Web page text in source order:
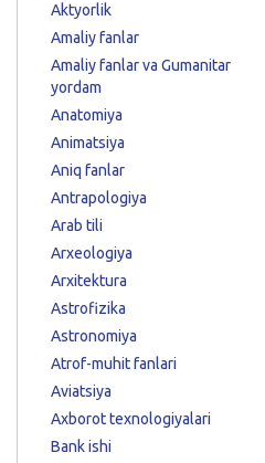
Aktyorlik
Amaliy fanlar
Amaliy fanlar va Gumanitar
yordam
Anatomiya
Animatsiya
Aniq fanlar
Antrapologiya
Arab tili
Arxeologiya
Arxitektura
Astrofizika
Astronomiya
Atrof-muhit fanlari
Aviatsiya
Axborot texnologiyalari
Bank ishi